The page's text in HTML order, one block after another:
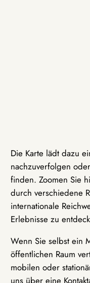
Die Karte lädt dazu
nachzuverfolgen
finden. Zoomen Sie
durch verschiedene
internationale
Erlebnisse zu
Wenn Sie selbst ein
öffentlichen Raum
mobilen oder
uns über eine